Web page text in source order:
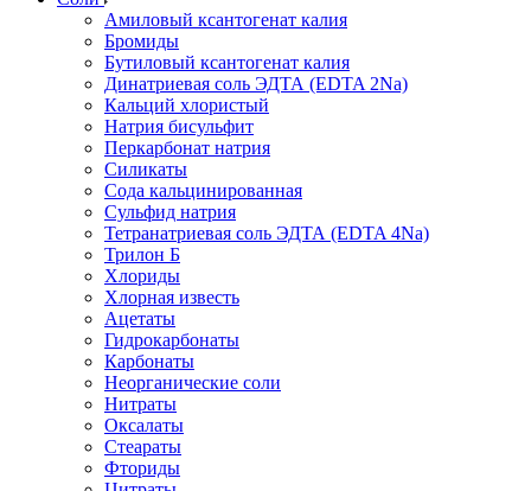
Амиловый ксантогенат калия
Бромиды
Бутиловый ксантогенат калия
Динатриевая соль ЭДТА (EDTA 2Na)
Кальций хлористый
Натрия бисульфит
Перкарбонат натрия
Силикаты
Сода кальцинированная
Сульфид натрия
Тетранатриевая соль ЭДТА (EDTA 4Na)
Трилон Б
Хлориды
Хлорная известь
Ацетаты
Гидрокарбонаты
Карбонаты
Неорганические соли
Нитраты
Оксалаты
Стеараты
Фториды